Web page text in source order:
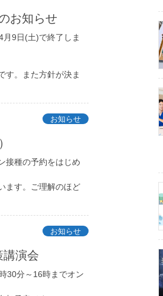
お知らせ
9日(土)で終了しま
す。また方針が決ま
お知らせ
接種の予約をはじめ
ます。ご理解のほど
お知らせ
講演会
30分～16時までオン